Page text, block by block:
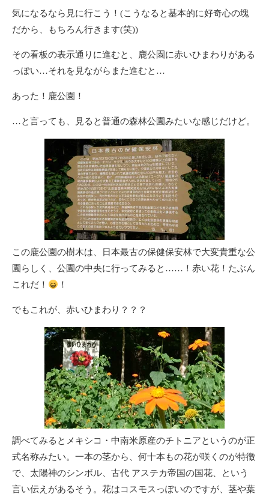
気になるなら見に行こう！(こうなると基本的に好奇心の塊
だから、もちろん行きます(笑))
その看板の表示通りに進むと、鹿公園に赤いひまわりがある
っぽい…それを見ながらまた進むと…
あった！鹿公園！
…と言っても、見ると普通の森林公園みたいな感じだけど。
この鹿公園の樹木は、日本最古の保健保安林で大変貴重な公
園らしく、公園の中央に行ってみると……！赤い花！たぶん
これだ！
！
でもこれが、赤いひまわり？？？
調べてみるとメキシコ・中南米原産のチトニアというのが正
式名称みたい。一本の茎から、何十本もの花が咲くのが特徴
で、太陽神のシンボル、古代 アステカ帝国の国花、という
言い伝えがあるそう。花はコスモスっぽいのですが、茎や葉